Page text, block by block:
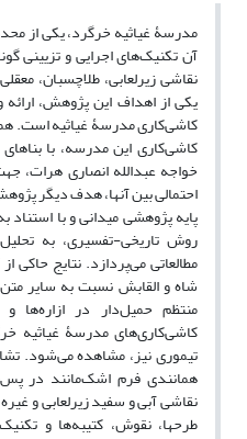
مدرسۀ غیاثیه خرگرد، یکی از
آن تکنیک‌های اجرایی و تزیینی
نقاشی زیرلعابی، طلاچسبان،
یکی از اهداف این پژوهش،
کاشی‌کاری مدرسۀ غیاثیه است.
کاشی­‌کاری این مدرسه، با
خواجه‌ عبدالله‌ انصاری هرات،
احتمالی بین آن­ها، هدف دیگر
پایه پژوهشی میدانی و با
روش تاریخی-تفسیری، به
مطالعاتی می‌پردازد. نتایج
شاه و القابش نسبت به سایر
‌منتظم‌ حمیل‌دار در ازاره‌ها
کاشی‌کاری‌های مدرسۀ غیاثیه
تیموری نیز، مشاهده می‌شود.
همانندی فرم اشک‌مانند در
نقاشی ‌آبی ‌و سفید زیرلعابی و
طرح­ها، نقوش، کتیبه‌­ها و